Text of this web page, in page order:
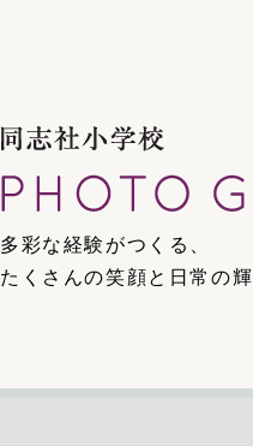
多彩な経験がつくる、
たくさんの笑顔と日常の